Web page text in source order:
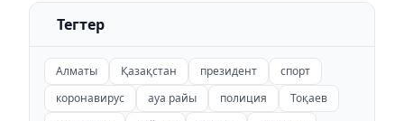
Тегтер
Алматы Қазақстан президент
спорт
коронавирус
ауа райы полиция
Тоқаев